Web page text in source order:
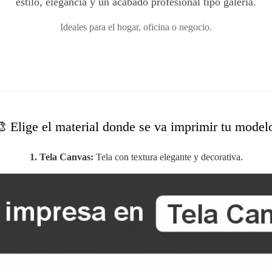
Ideales para el hogar, oficina o negocio.
Elige el material donde se va imprimir tu
1. Tela Canvas: Tela con textura elegante y decorativa.